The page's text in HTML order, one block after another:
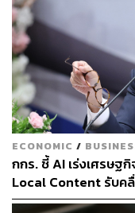
ผ่านแอปพลิเคชันต่า
TAGS: ตลาดหุ้นไทย
เศรษฐกิจไทย
ECONOMIC /
กกร. ชี้ AI เร่งเศรษฐ
Local Content รับค